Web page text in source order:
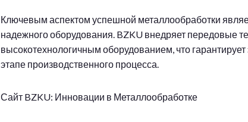
Ключевым аспектом успешной металлообработки
надежного оборудования. BZKU внедряет передовые
высокотехнологичным оборудованием, что
этапе производственного процесса.
Сайт BZKU: Инновации в Металлообработке